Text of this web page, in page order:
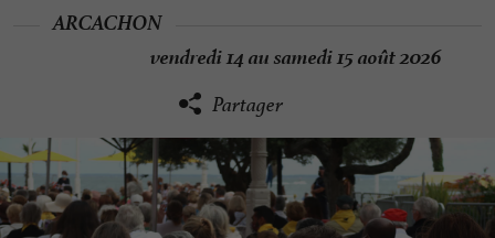
ARCACHON
vendredi 14 au samedi 15 août 2026
Partager